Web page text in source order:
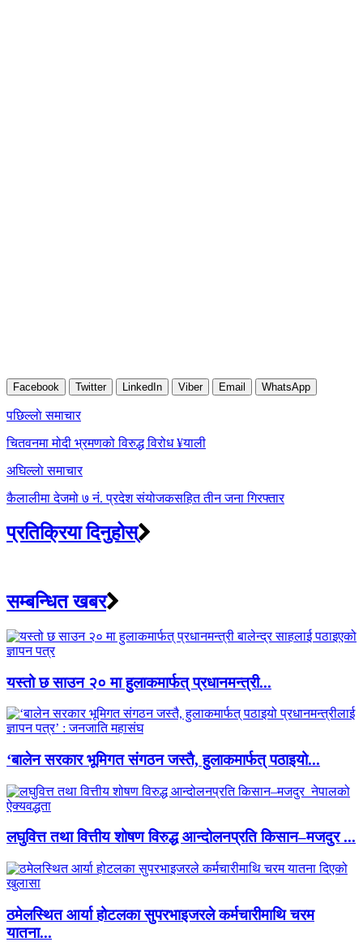
Facebook Twitter LinkedIn Viber Email WhatsApp
Post
navigation
पछिल्लाे समाचार
चितवनमा मोदी भ्रमणको विरुद्ध विरोध ¥याली
अघिल्लाे समाचार
कैलालीमा देजमो ७ नंं. प्रदेश संयोजकसहित तीन जना गिरफ्तार
प्रतिक्रिया दिनुहोस्
सम्बन्धित खबर
यस्तो छ साउन २० मा हुलाकमार्फत् प्रधानमन्त्री...
‘बालेन सरकार भूमिगत संगठन जस्तै, हुलाकमार्फत् पठाइयो...
लघुवित्त तथा वित्तीय शोषण विरुद्ध आन्दोलनप्रति किसान–मजदुर ...
ठमेलस्थित आर्या होटलका सुपरभाइजरले कर्मचारीमाथि चरम
यातना...